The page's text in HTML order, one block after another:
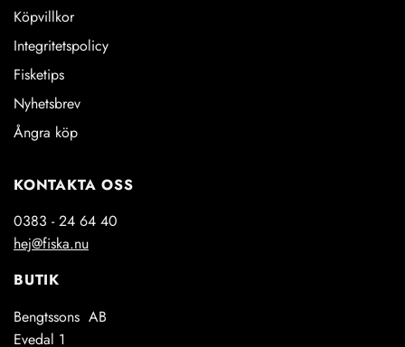
Köpvillkor
Integritetspolicy
Fisketips
Nyhetsbrev
Ångra köp
KONTAKTA OSS
0383 - 24 64 40
hej@fiska.nu
BUTIK
Bengtssons AB
Evedal 1